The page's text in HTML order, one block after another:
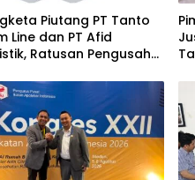
Piutang PT Tanto
Line dan PT Afid
Ratusan Pengusaha